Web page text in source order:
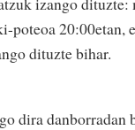
20:00etan,
dituzte bihar.
dira danborradan